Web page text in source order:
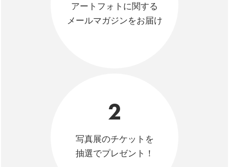
アートフォトに関する
メールマガジンをお届け
2
写真展のチケットを
抽選でプレゼント！